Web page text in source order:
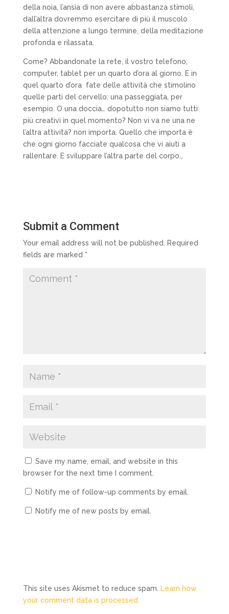
della noia, l’ansia di non avere abbastanza stimoli,
dall’altra dovremmo esercitare di più il muscolo
della attenzione a lungo termine, della meditazione
profonda e rilassata.
Come? Abbandonate la rete, il vostro telefono,
computer, tablet per un quarto d’ora al giorno. E in
quel quarto d’ora fate delle attività che stimolino
quelle parti del cervello: una passeggiata, per
esempio. O una doccia… dopotutto non siamo tutti
più creativi in quel momento? Non vi va ne una ne
l’altra attività? non importa. Quello che importa è
che ogni giorno facciate qualcosa che vi aiuti a
rallentare. E sviluppare l’altra parte del corpo…
Submit a Comment
Your email address will not be published.
Required
fields are marked *
Save my name, email, and website in this
browser for the next time I comment.
Notify me of follow-up comments by email.
Notify me of new posts by email.
This site uses Akismet to reduce spam.
Learn how
your comment data is processed.